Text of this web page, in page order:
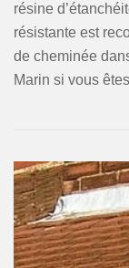
résine
résistante est
de cheminée
Marin si vous